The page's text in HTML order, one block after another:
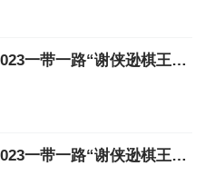
直播回放丨2023一带一路“谢侠逊棋王杯”象棋国际公开赛（6月14日）
直播回放丨2023一带一路“谢侠逊棋王杯”象棋国际公开赛（6月13日）